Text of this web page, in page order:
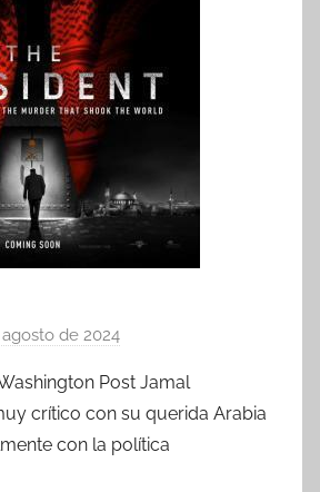
de 2024
r
Post Jamal
crítico con su querida Arabia
con la política